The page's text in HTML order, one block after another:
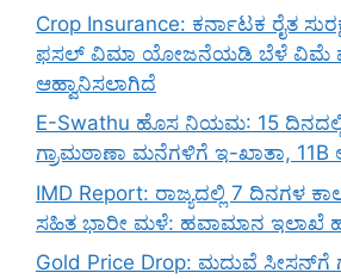
Crop Insurance: ಕರ್ನಾಟಕ ರೈತ
ಫಸಲ್ ವಿಮಾ ಯೋಜನೆಯಡಿ ಬೆಳೆ ವಿಮೆ
ಆಹ್ವಾನಿಸಲಾಗಿದೆ
E-Swathu ಹೊಸ ನಿಯಮ: 15 ದಿನದಲ್ಲಿ
ಗ್ರಾಮಠಾಣಾ ಮನೆಗಳಿಗೆ ಇ-ಖಾತಾ,
IMD Report: ರಾಜ್ಯದಲ್ಲಿ 7 ದಿನಗಳ
ಸಹಿತ ಭಾರೀ ಮಳೆ: ಹವಾಮಾನ ಇಲಾಖೆ
Gold Price Drop: ಮದುವೆ ಸೀಸನ್‌ಗೆ